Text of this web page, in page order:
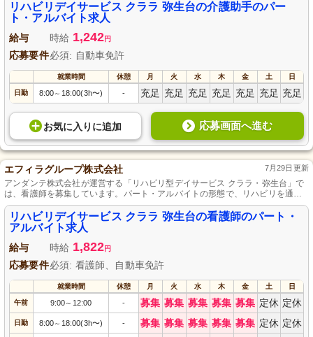
リハビリデイサービス クララ 弥生台の介護助手のパー
ト・アルバイト求人
給与 時給 1,242円
応募要件必須: 自動車免許
就業時間 休憩 月 火 水 木 金 土 日
日勤 8:00～ 18:00(3h〜) - 充足 充足 充足 充足 充足 充足 充足
お気に入り に追加 応募画面へ進む
エフィラグループ株式会社 7月29日更新
アンダンテ株式会社が運営する「リハビリ型デイサービス クララ・弥生台」で
は、看護師を募集しています。パート・アルバイトの形態で、リハビリを通じ
て利用者様の健康をサポートするやりがいのある環境です。地域の皆様に寄り
添い、あなたのスキルを活かして一緒に働きませんか？詳細はお気軽にお問い
合わせください。
リハビリデイサービス クララ 弥生台の看護師のパート・
アルバイト求人
給与 時給 1,822円
応募要件必須: 看護師、自動車免許
就業時間 休憩 月 火 水 木 金 土 日
午前 9:00～ 12:00 - 募集 募集 募集 募集 募集 定休 定休
日勤 8:00～ 18:00(3h〜) - 募集 募集 募集 募集 募集 定休 定休